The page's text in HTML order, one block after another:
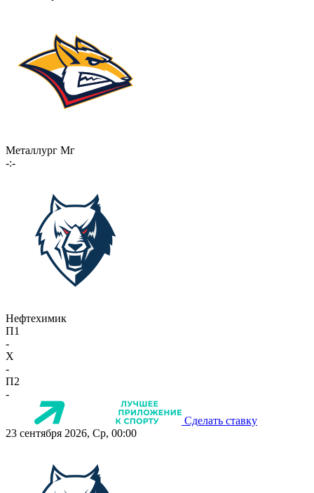
Металлург Мг
-:-
Нефтехимик
П1
-
X
-
П2
-
Сделать ставку
23 сентября 2026, Ср, 00:00